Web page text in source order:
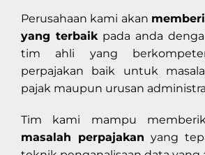
Perusahaan kami akan
yang terbaik pada anda
tim ahli yang
perpajakan baik untuk
pajak maupun urusan
Tim kami mampu
masalah perpajakan yang